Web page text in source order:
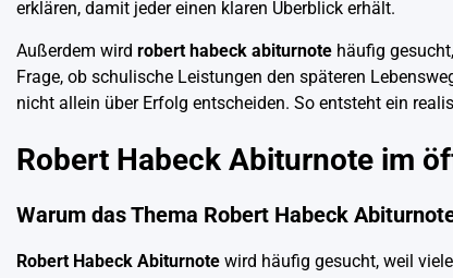
erklären, damit jeder einen klaren Überblick erhält.
Außerdem wird robert habeck abiturnote häufig
Frage, ob schulische Leistungen den späteren
nicht allein über Erfolg entscheiden. So entsteht ein
Robert Habeck Abiturnote im
Warum das Thema Robert Habeck
Robert Habeck Abiturnote wird häufig gesucht, weil